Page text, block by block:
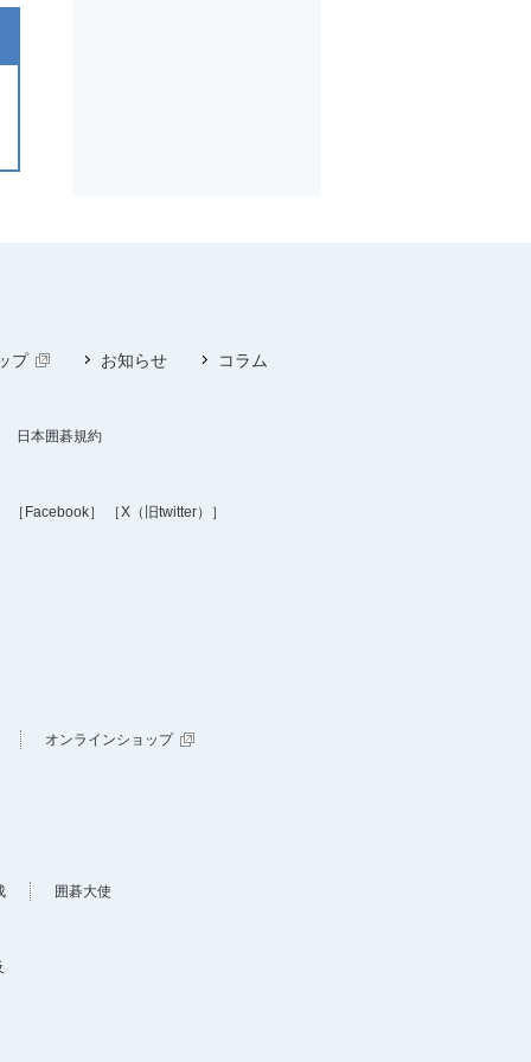
プ お知らせ コラム
日本囲碁規約
［Facebook］ ［X（旧twitter）］
オンラインショップ
囲碁大使